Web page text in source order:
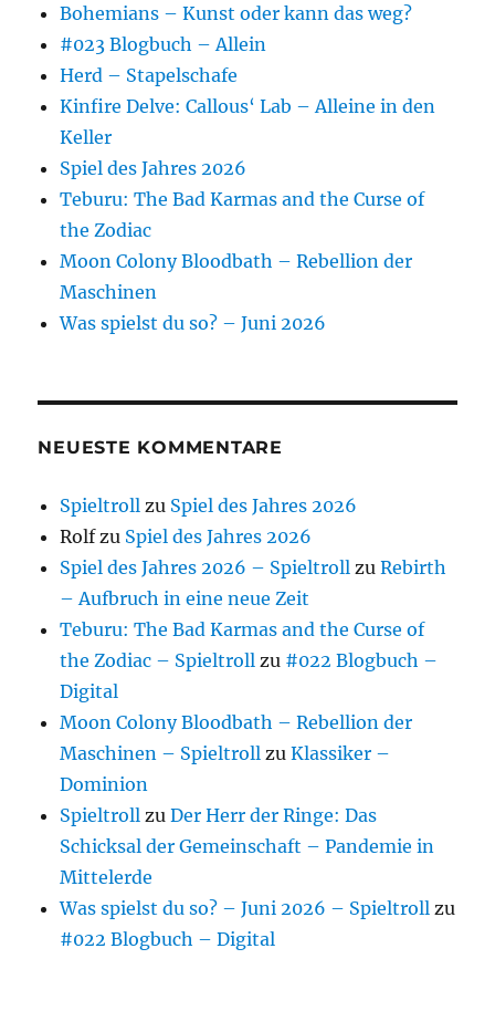
Bohemians – Kunst oder kann das weg?
#023 Blogbuch – Allein
Herd – Stapelschafe
Kinfire Delve: Callous‘ Lab – Alleine in den
Keller
Spiel des Jahres 2026
Teburu: The Bad Karmas and the Curse of
the Zodiac
Moon Colony Bloodbath – Rebellion der
Maschinen
Was spielst du so? – Juni 2026
NEUESTE KOMMENTARE
Spieltroll zu Spiel des Jahres 2026
Rolfzu Spiel des Jahres 2026
Spiel des Jahres 2026 – Spieltroll zuRebirth
– Aufbruch in eine neue Zeit
Teburu: The Bad Karmas and the Curse of
the Zodiac – Spieltroll zu #022 Blogbuch –
Digital
Moon Colony Bloodbath – Rebellion der
Maschinen – Spieltroll zuKlassiker –
Dominion
Spieltroll zuDer Herr der Ringe: Das
Schicksal der Gemeinschaft – Pandemie in
Mittelerde
Was spielst du so? – Juni 2026 – Spieltroll zu
#022 Blogbuch – Digital